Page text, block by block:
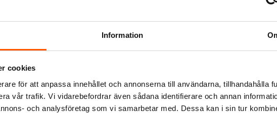
Information
cookies
för att anpassa innehållet och annonserna till användarna, tillhandahålla
vår trafik. Vi vidarebefordrar även sådana identifierare och annan
och analysföretag som vi samarbetar med. Dessa kan i sin tur